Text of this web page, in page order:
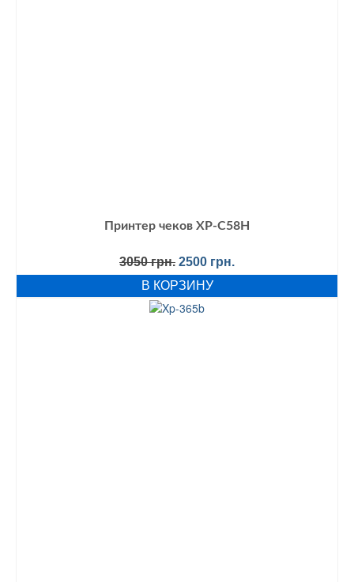
Принтер чеков XP-С58H
3050грн. Первоначальная
цена
составляла
3050 грн..
2500 грн.
цена:
В КОРЗИНУ